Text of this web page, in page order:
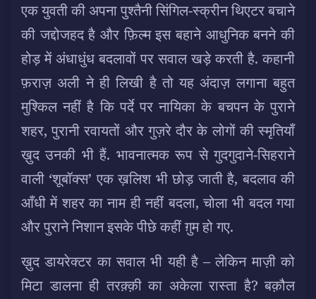
एक युवती की अपना पुश्तैनी सिंगिल-स्क्रीन थिएटर बचाने
की जद्दोजहद है और फ़िल्म इस बहाने आधुनिक बनने की
होड़ में अंधाधुंध बदलावों पर सवाल खड़े करती है. कहानी
फ़राज़ अली ने ही लिखी है तो यह अंदाज़ लगाना बहुत
मुश्किल नहीं है कि पर्दे पर नायिका के बचपन के पुराने
शहर, पुरानी रवायतों और गुज़रे दौर के लोगों की स्मृतियाँ
ख़ुद उनकी भी हैं. भावनात्मक रूप से गुदगुदाने-सिहराने
वाली ‘शूबॉक्स’ एक ख़लिश भी छोड़ जाती है, बदलाव की
आँधी में शहर का नाम ही नहीं बदला, चोला भी बदल गया
और पुराने निशान इसके पीछे कहीं ग़ुम हो गए.
ख़ुद डायरेक्टर का सवाल भी यही है – लेकिन माज़ी को
मिटा डालना ही तरक़्क़ी का अकेला रास्ता है? बक़ौल